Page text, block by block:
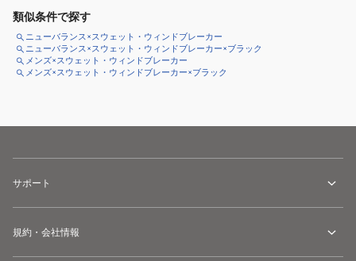
類似条件で探す
ニューバランス×スウェット・ウィンドブレーカー
ニューバランス×スウェット・ウィンドブレーカー×ブラック
メンズ×スウェット・ウィンドブレーカー
メンズ×スウェット・ウィンドブレーカー×ブラック
サポート
規約・会社情報